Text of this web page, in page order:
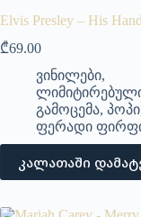
Elvis Presley – His
₾69.00
ვინილები,
გამოცემა,პოპი
ფერადი
კალათაში